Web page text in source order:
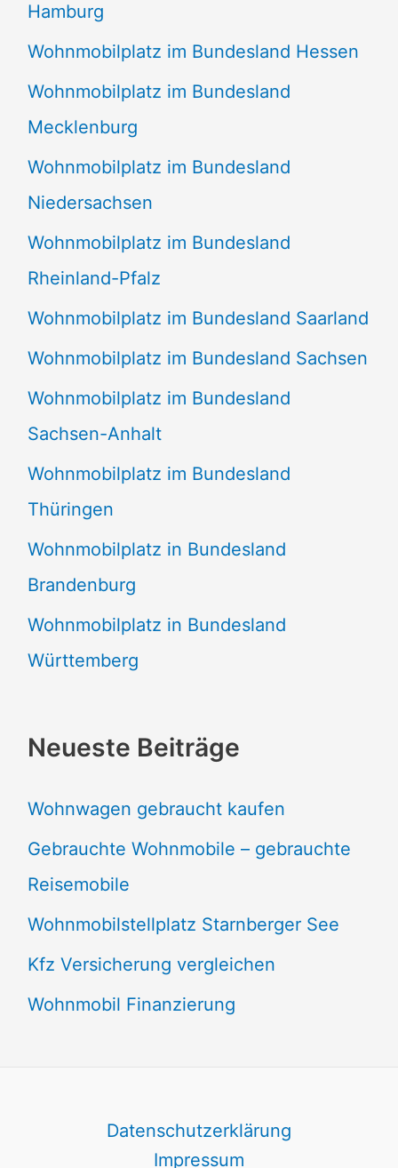
Hamburg
Wohnmobilplatz im Bundesland Hessen
Wohnmobilplatz im Bundesland
Mecklenburg
Wohnmobilplatz im Bundesland
Niedersachsen
Wohnmobilplatz im Bundesland
Rheinland-Pfalz
Wohnmobilplatz im Bundesland Saarland
Wohnmobilplatz im Bundesland Sachsen
Wohnmobilplatz im Bundesland
Sachsen-Anhalt
Wohnmobilplatz im Bundesland
Thüringen
Wohnmobilplatz in Bundesland
Brandenburg
Wohnmobilplatz in Bundesland
Württemberg
Neueste Beiträge
Wohnwagen gebraucht kaufen
Gebrauchte Wohnmobile – gebrauchte
Reisemobile
Wohnmobilstellplatz Starnberger See
Kfz Versicherung vergleichen
Wohnmobil Finanzierung
Datenschutzerklärung
Impressum